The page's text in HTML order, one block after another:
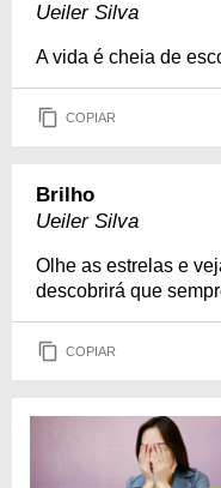
Ueiler Silva
A vida é cheia de
COPIAR
Brilho
Ueiler Silva
Olhe as estrelas e
descobrirá que
COPIAR